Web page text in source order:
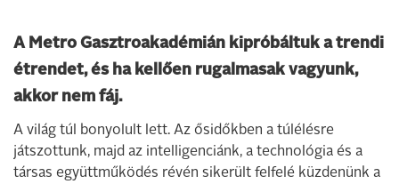
A Metro Gasztroakadémián kipróbáltuk a trendi
étrendet, és ha kellően rugalmasak vagyunk,
akkor nem fáj.
A világ túl bonyolult lett. Az ősidőkben a túlélésre
játszottunk, majd az intelligenciánk, a technológia és a
társas együttműködés révén sikerült felfelé küzdenünk a